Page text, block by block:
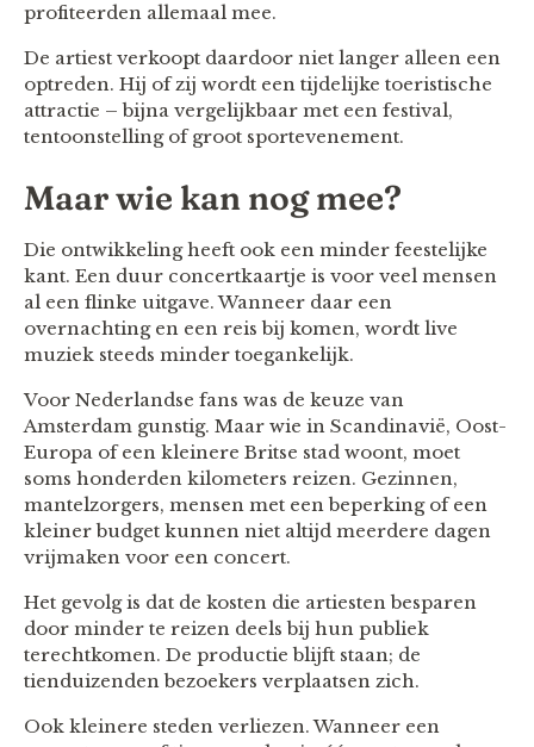
profiteerden allemaal mee.
De artiest verkoopt daardoor niet langer alleen een
optreden. Hij of zij wordt een tijdelijke toeristische
attractie – bijna vergelijkbaar met een festival,
tentoonstelling of groot sportevenement.
Maar wie kan nog mee?
Die ontwikkeling heeft ook een minder feestelijke
kant. Een duur concertkaartje is voor veel mensen
al een flinke uitgave. Wanneer daar een
overnachting en een reis bij komen, wordt live
muziek steeds minder toegankelijk.
Voor Nederlandse fans was de keuze van
Amsterdam gunstig. Maar wie in Scandinavië, Oost-
Europa of een kleinere Britse stad woont, moet
soms honderden kilometers reizen. Gezinnen,
mantelzorgers, mensen met een beperking of een
kleiner budget kunnen niet altijd meerdere dagen
vrijmaken voor een concert.
Het gevolg is dat de kosten die artiesten besparen
door minder te reizen deels bij hun publiek
terechtkomen. De productie blijft staan; de
tienduizenden bezoekers verplaatsen zich.
Ook kleinere steden verliezen. Wanneer een